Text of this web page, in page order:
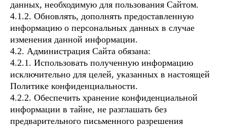
данных, необходимую для пользования Сайтом.
4.1.2. Обновлять, дополнять предоставленную
информацию о персональных данных в случае
изменения данной информации.
4.2. Администрация Сайта обязана:
4.2.1. Использовать полученную информацию
исключительно для целей, указанных в настоящей
Политике конфиденциальности.
4.2.2. Обеспечить хранение конфиденциальной
информации в тайне, не разглашать без
предварительного письменного разрешения